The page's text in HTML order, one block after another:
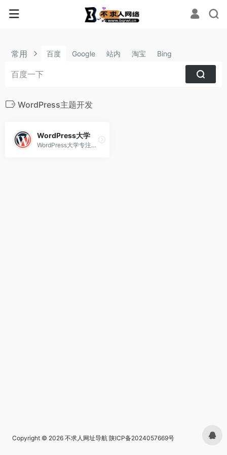
常用 百度 Google 站内 淘宝 Bing
WordPress主题开发
WordPress大学
WordPress大学专注于wordpress建站教学,提供wordpress主题,wordpres
Copyright © 2026 不求人网址导航 陕ICP备2024057669号